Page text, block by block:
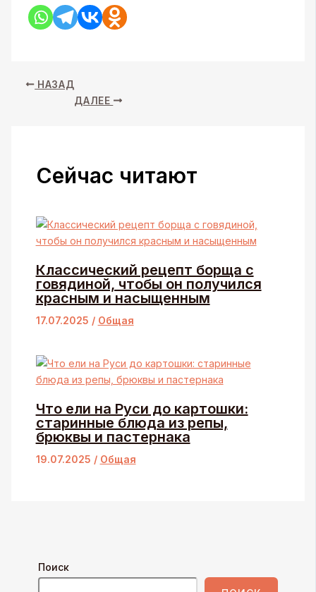
НАЗАД
ДАЛЕЕ
Сейчас читают
Классический рецепт борща с
говядиной, чтобы он получился
красным и насыщенным
17.07.2025 / Общая
Что ели на Руси до картошки:
старинные блюда из репы,
брюквы и пастернака
19.07.2025 / Общая
Поиск